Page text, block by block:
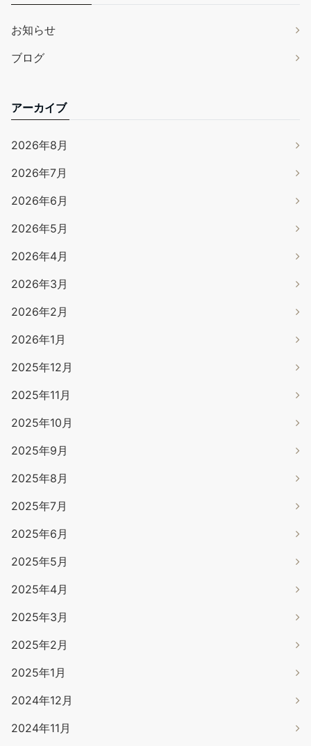
お知らせ
ブログ
アーカイブ
2026年8月
2026年7月
2026年6月
2026年5月
2026年4月
2026年3月
2026年2月
2026年1月
2025年12月
2025年11月
2025年10月
2025年9月
2025年8月
2025年7月
2025年6月
2025年5月
2025年4月
2025年3月
2025年2月
2025年1月
2024年12月
2024年11月